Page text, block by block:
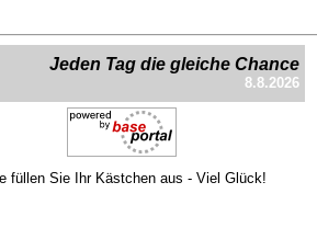
Jeden Tag die gleiche Chance
8.8.2026
füllen Sie Ihr Kästchen aus - Viel Glück!